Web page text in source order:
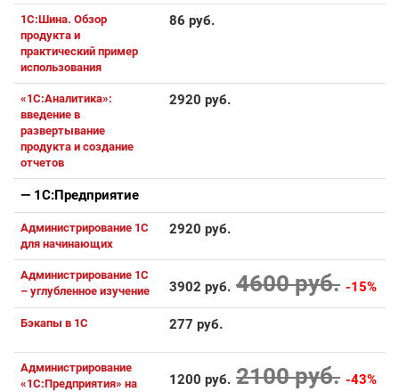
1С:Шина. Обзор
продукта и
практический пример
использования
86 руб.
«1С:Аналитика»:
введение в
развертывание
продукта и создание
отчетов
2920 руб.
— 1С:Предприятие
Администрирование 1С
для начинающих
2920 руб.
Администрирование 1С
– углубленное изучение
3902 руб. 4600 руб. -15%
Бэкапы в 1С 277 руб.
Администрирование
«1С:Предприятия» на
1200 руб. 2100 руб. -43%